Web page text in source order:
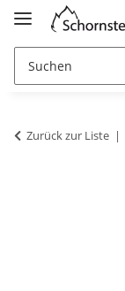
Zurück zur Liste